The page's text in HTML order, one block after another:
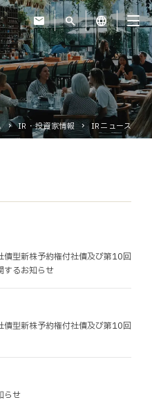
mail search language
IR・投資家情報 IRニュース
型新株予約権付社債及び第10回
するお知らせ
型新株予約権付社債及び第10回
らせ